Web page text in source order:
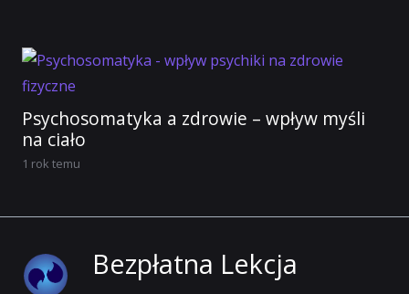
Psychosomatyka a zdrowie – wpływ myśli
na ciało
1 rok temu
Bezpłatna Lekcja